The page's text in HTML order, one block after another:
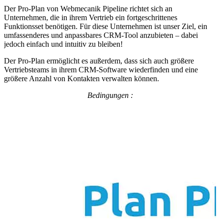
Der Pro-Plan von Webmecanik Pipeline richtet sich an
Unternehmen, die in ihrem Vertrieb ein fortgeschrittenes
Funktionsset benötigen. Für diese Unternehmen ist unser Ziel, ein
umfassenderes und anpassbares CRM-Tool anzubieten – dabei
jedoch einfach und intuitiv zu bleiben!
Der Pro-Plan ermöglicht es außerdem, dass sich auch größere
Vertriebsteams in ihrem CRM-Software wiederfinden und eine
größere Anzahl von Kontakten verwalten können.
Bedingungen :